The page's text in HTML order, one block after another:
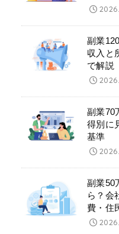
副業
収入と
で解説
副業70
得別に
基準
副業50
ら？会
費・住